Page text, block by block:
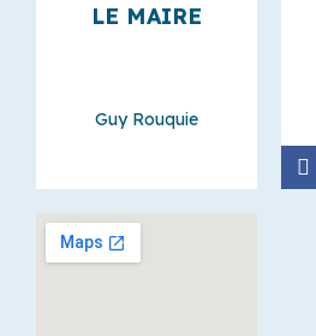
LE MAIRE
Guy Rouquie
F
a
c